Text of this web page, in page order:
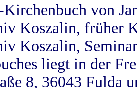
von
Koszalin, früher
Koszalin,
liegt in der
8, 36043 Fulda